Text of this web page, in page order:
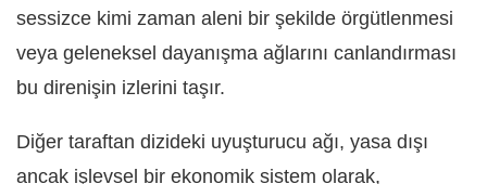
sessizce kimi zaman aleni bir şekilde örgütlenmesi
veya geleneksel dayanışma ağlarını canlandırması
bu direnişin izlerini taşır.
Diğer taraftan dizideki uyuşturucu ağı, yasa dışı
ancak işlevsel bir ekonomik sistem olarak,